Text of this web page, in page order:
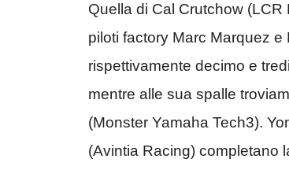
Quella di Cal Crutchow
piloti factory Marc Marquez
rispettivamente decimo e
mentre alle sua spalle
(Monster Yamaha Tech3).
(Avintia Racing) completano